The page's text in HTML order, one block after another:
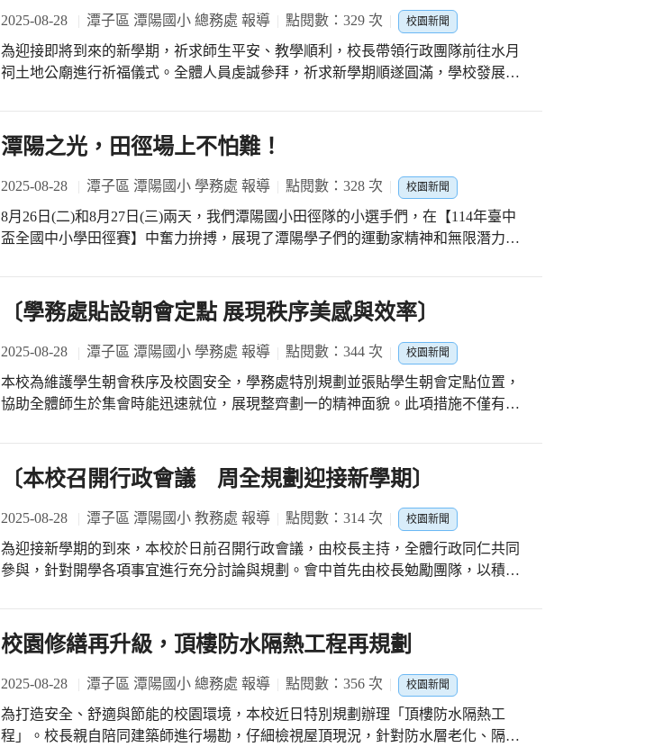
室主任和護理師也進行了業務報告，最後志工隊長介紹志工隊各組，並邀請新生家
長加入。 十點四十分，行政業務報告結束，校長邀請與會家長一起和行政同仁拍大
合照，然後家長下樓帶孩子放學，帶著滿滿的收穫，結束了這一天的新生入學活
動。
協助與引導。 一年級是學習的起點，也是人格與習慣養成的重要階段，學校將以最
完善的準備迎接每一位新生，讓他們在安全、快樂與充滿支持的環境中展開嶄新的
學習生活。 全體教職員工已準備就緒，誠摯歡迎每一位小一新鮮人加入本校大家
庭，一起邁向精彩的學習旅程！
2025-08-28 潭子區 潭陽國小 總務處 報導 點閱數：329 次 校園新聞
為迎接即將到來的新學期，祈求師生平安、教學順利，校長帶領行政團隊前往水月
祠土地公廟進行祈福儀式。全體人員虔誠參拜，祈求新學期順遂圓滿，學校發展蒸
默禱祝禱，希望新的一學期風調雨順、校務推展順利，學生平安快樂成長。 教育是
長遠的志業，每一個新學期的開始都是嶄新的希望。感謝土地公守護地方，也期望
在祂的庇佑下，全校同仁能齊心協力，共創優質教育環境。 隨著開學腳步逼近，學
校已完成各項準備工作，迎接學生返校。透過這場祈福活動，行政團隊也凝聚共
識，以最積極的態度迎接全新挑戰，期許新學期一切平安順利、充滿成長與希望。
潭陽之光，田徑場上不怕難！
2025-08-28 潭子區 潭陽國小 學務處 報導 點閱數：328 次 校園新聞
8月26日(二)和8月27日(三)兩天，我們潭陽國小田徑隊的小選手們，在【114年臺中
盃全國中小學田徑賽】中奮力拚搏，展現了潭陽學子們的運動家精神和無限潛力！
長的眼裡，校長也特別抽空到場為小選手們加油打氣，給予他們最溫暖的支持與鼓
勵！ 尤其值得一提的是國小男子60公尺徑賽，競爭異常激烈！在全國190多位頂尖
好手中，我們的選手們必須先經過淘汰賽的嚴峻考驗，才能脫穎而出進入16強。隨
後再分成兩組進行秒數決賽，最終，我們潭陽國小的小將 譚旭恩 不負眾望，以精湛
的實力與堅韌的意志，勇奪決賽 第八名 的佳績！這不僅是他個人的榮耀，更是潭陽
國小的驕傲！ 每一位田徑隊小選手都是小小英雄，他們展現出的團隊合作精神和永
〔學務處貼設朝會定點 展現秩序美感與效率〕
2025-08-28 潭子區 潭陽國小 學務處 報導 點閱數：344 次 校園新聞
本校為維護學生朝會秩序及校園安全，學務處特別規劃並張貼學生朝會定點位置，
協助全體師生於集會時能迅速就位，展現整齊劃一的精神面貌。此項措施不僅有助
標示的定點貼紙張貼於操場地面，方便學生辨識與站立。教師也同步配合指導，讓
學生熟悉進場與定位流程，逐步建立良好的集合習慣。 透過朝會位置的規劃，學生
能在整齊劃一的隊形中聆聽校內宣導，提升專注度與參與感，同時也讓老師更能清
楚掌握班級狀況，保障集會安全。學校期望藉由此舉，不僅使活動更有效率，也讓
校園生活展現秩序與美感，進而潛移默化培養學生紀律觀念，營造一個井然有序、
充滿朝氣的校園環境。
〔本校召開行政會議 周全規劃迎接新學期〕
2025-08-28 潭子區 潭陽國小 教務處 報導 點閱數：314 次 校園新聞
為迎接新學期的到來，本校於日前召開行政會議，由校長主持，全體行政同仁共同
參與，針對開學各項事宜進行充分討論與規劃。會中首先由校長勉勵團隊，以積極
師工作重點等，並特別針對校安、人員進出管理及防災演練等議題進行討論，以確
保校園安全無虞。同時，學務處也就新學期的各項活動計畫進行簡報，讓行政團隊
充分掌握時程與細節。 此外，會議中亦關注學生學習需求與教學支援，研議如何加
強多元課程及資源整合，並討論各項輔導措施，以協助學生適應新學期的學習步
調。透過跨處室的交流與意見分享，行政團隊逐步凝聚共識，為即將到來的開學做
好充分準備。 本校期望藉由此次行政會議，能使全體教職員在新學期的起點上更有
校園修繕再升級，頂樓防水隔熱工程再規劃
2025-08-28 潭子區 潭陽國小 總務處 報導 點閱數：356 次 校園新聞
為打造安全、舒適與節能的校園環境，本校近日特別規劃辦理「頂樓防水隔熱工
程」。校長親自陪同建築師進行場勘，仔細檢視屋頂現況，針對防水層老化、隔熱